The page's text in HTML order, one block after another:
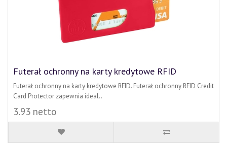
Futerał ochronny na karty kredytowe RFID
Futerał ochronny na karty kredytowe RFID. Futerał ochronny RFID Credit
Card Protector zapewnia ideal..
3.93 netto